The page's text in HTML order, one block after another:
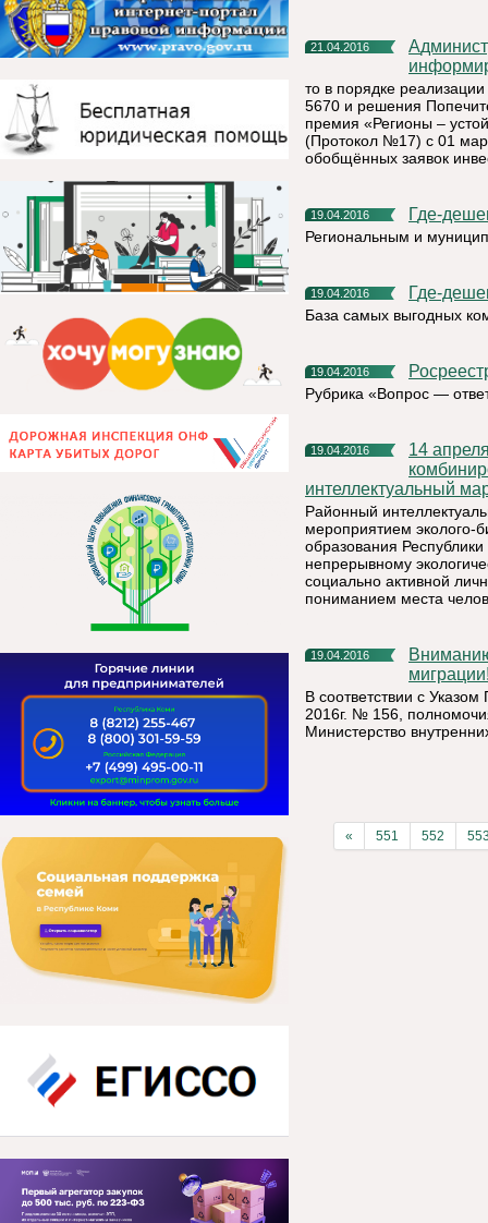
21.04.2016
Администрация муниципального района «Княжпогостский»
то в порядке
5670 и решения
премия «Регионы –
(Протокол №17) с 01
обобщённых заявок
19.04.2016 Где-
Региональным и
19.04.2016 Где-
База самых выгодных
19.04.2016
Рубрика «Вопрос —
19.04.2016
14 апреля 2016 года на базе МАДОУ «Детский сад №10
интеллектуальный
Районный
мероприятием эколого-
образования
непрерывному
социально активной
пониманием места
19.04.2016
Вниманию получателей государственных услуг в сфере
В соответствии с
2016г. № 156,
Министерство
« 551 552